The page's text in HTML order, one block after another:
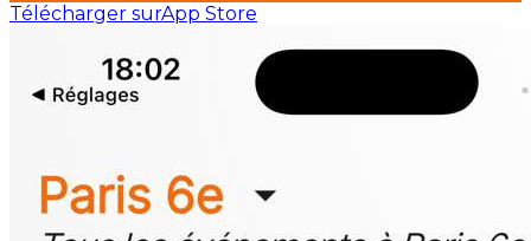
Télécharger surApp Store